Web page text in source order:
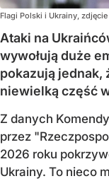
Flagi Polski i Ukrainy,
Ataki na
wywołują duże
pokazują jednak,
niewielką część
Z danych
przez
2026 roku
Ukrainy. To nieco